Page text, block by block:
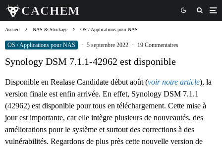
Accueil NAS & Stockage OS / Applications pour NAS
OS / Applications pour NAS · 5 septembre 2022 · 19 Commentaires
Synology DSM 7.1.1-42962 est disponible
Disponible en Realase Candidate début août (voir notre article), la
version finale est enfin arrivée. En effet, Synology DSM 7.1.1
(42962) est disponible pour tous en téléchargement. Cette mise à
jour est importante, car elle intègre plusieurs de nouveautés, des
améliorations pour le système et surtout des corrections à des
vulnérabilités. Regardons de plus près cette nouvelle version de